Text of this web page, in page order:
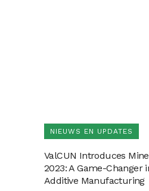
NIEUWS EN UPDATES
ValCUN Introduces
2023: A Game-
Additive Manufacturing